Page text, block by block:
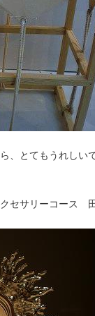
、とてもうれしい
セサリーコース